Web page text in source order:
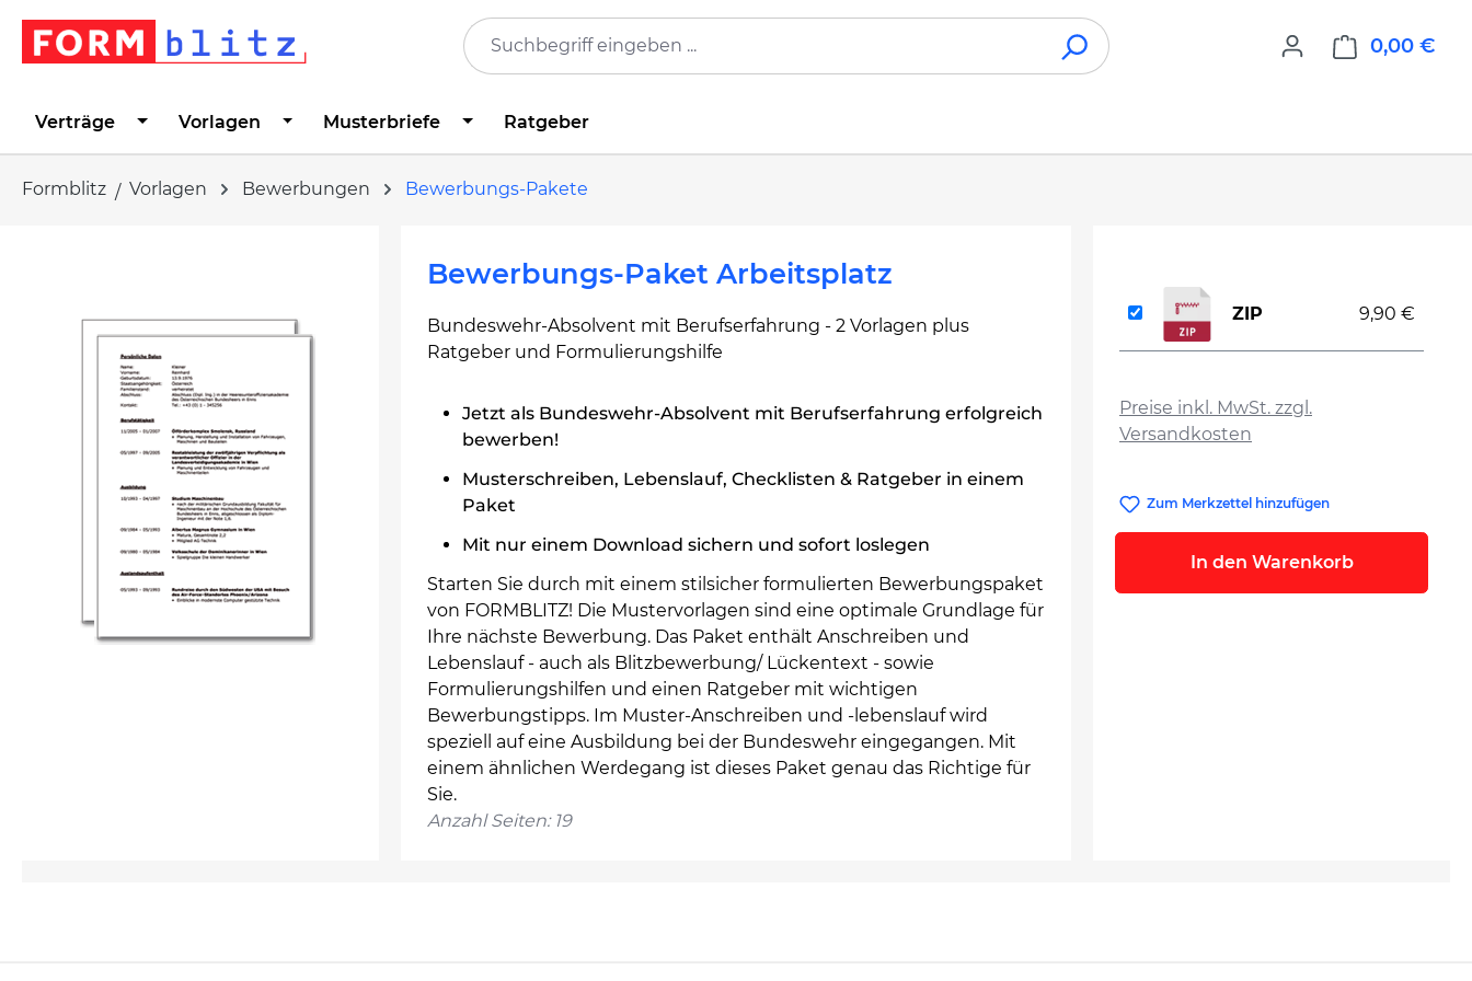
Zur Hauptnavigation springen
0,00 €
Verträge Vorlagen Musterbriefe Ratgeber
Formblitz Vorlagen Bewerbungen Bewerbungs-Pakete
Bewerbungs-Paket Arbeitsplatz
Bundeswehr-Absolvent mit Berufserfahrung - 2 Vorlagen plus
Ratgeber und Formulierungshilfe
Jetzt als Bundeswehr-Absolvent mit Berufserfahrung erfolgreich
bewerben!
Musterschreiben, Lebenslauf, Checklisten & Ratgeber in einem
Paket
Mit nur einem Download sichern und sofort loslegen
Starten Sie durch mit einem stilsicher formulierten Bewerbungspaket
von FORMBLITZ! Die Mustervorlagen sind eine optimale Grundlage für
Ihre nächste Bewerbung. Das Paket enthält Anschreiben und
Lebenslauf - auch als Blitzbewerbung/ Lückentext - sowie
Formulierungshilfen und einen Ratgeber mit wichtigen
Bewerbungstipps. Im Muster-Anschreiben und -lebenslauf wird
speziell auf eine Ausbildung bei der Bundeswehr eingegangen. Mit
einem ähnlichen Werdegang ist dieses Paket genau das Richtige für
Sie.
Anzahl Seiten: 19
Preise inkl. MwSt. zzgl.
Versandkosten
ZIP 9,90 €
Zum Merkzettel hinzufügen
In den Warenkorb